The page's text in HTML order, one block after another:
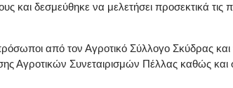
δεσμεύθηκε να μελετήσει προσεκτικά τις
από τον Αγροτικό Σύλλογο Σκύδρας και
Αγροτικών Συνεταιρισμών Πέλλας καθώς και